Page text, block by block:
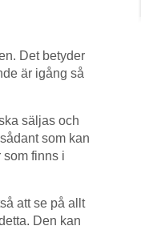
Det betyder
är igång så
säljas och
som kan
finns i
att se på allt
Den kan